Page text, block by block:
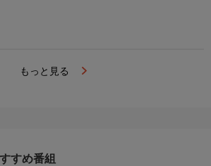
もっと見る
すめ番組